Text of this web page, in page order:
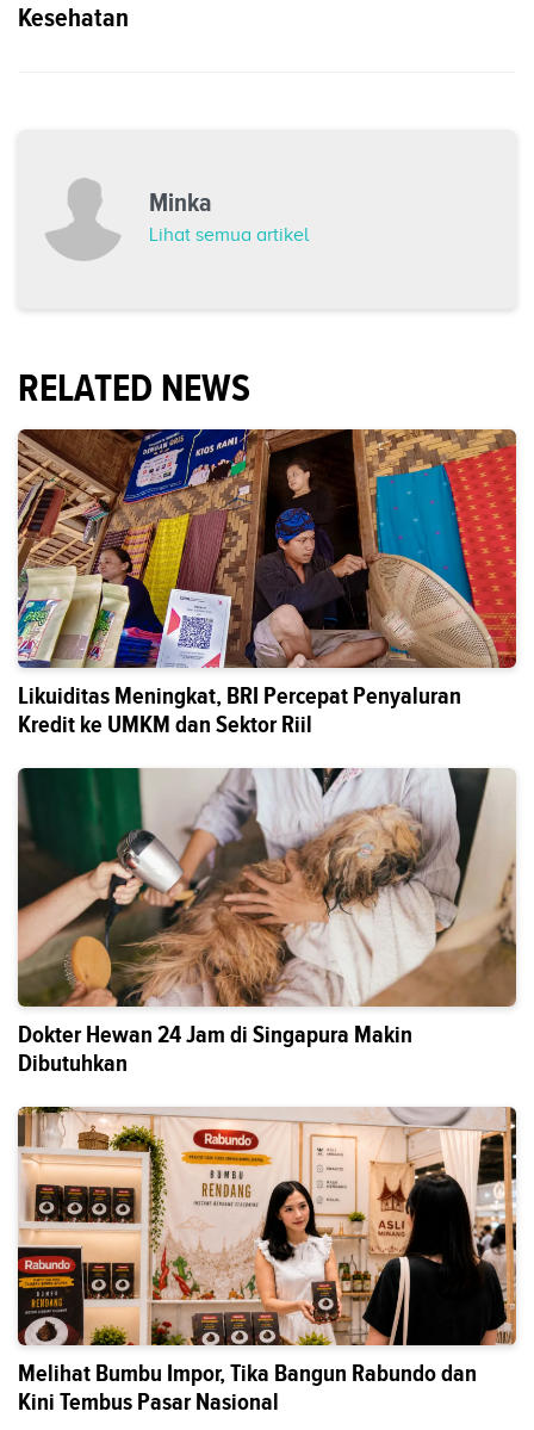
Kesehatan
Minka
Lihat semua artikel
RELATED NEWS
Likuiditas Meningkat, BRI Percepat Penyaluran
Kredit ke UMKM dan Sektor Riil
Dokter Hewan 24 Jam di Singapura Makin
Dibutuhkan
Melihat Bumbu Impor, Tika Bangun Rabundo dan
Kini Tembus Pasar Nasional